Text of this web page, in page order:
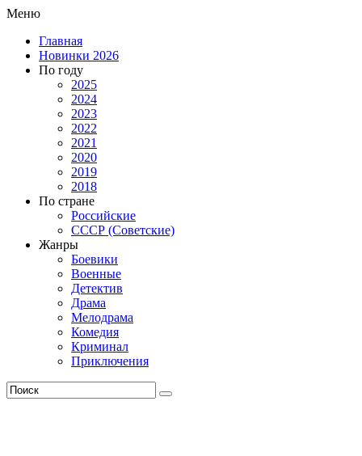
Меню
Главная
Новинки 2026
По году
2025
2024
2023
2022
2021
2020
2019
2018
По стране
Российские
СССР (Советские)
Жанры
Боевики
Военные
Детектив
Драма
Мелодрама
Комедия
Криминал
Приключения